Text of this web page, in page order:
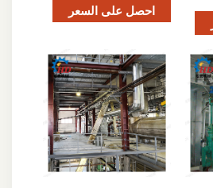
احصل على السعر